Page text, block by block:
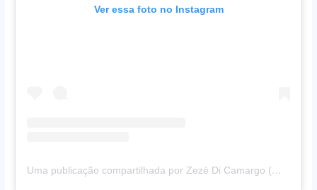
Ver essa foto no Instagram
Uma publicação compartilhada por Zezé Di Camargo (@zezedicamargo)